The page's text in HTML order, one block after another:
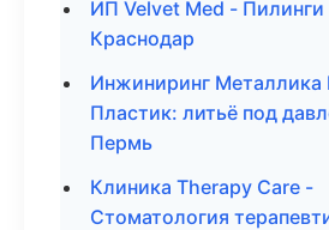
ИП Velvet Med - Пилинги
Краснодар
Инжиниринг Металлика
Пластик: литьё под
Пермь
Клиника Therapy Care -
Стоматология